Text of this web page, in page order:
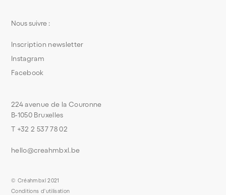
224 avenue de la Couronne
B-1050 Bruxelles
T +32 2 537 78 02
hello@creahmbxl.be
Nous suivre :
Inscription newsletter
Instagram
Facebook
© Créahmbxl 2021
Conditions d'utilisation